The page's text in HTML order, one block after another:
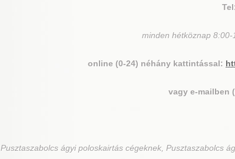
minden hétköznap
online (0-24) néhány kattintással:
vagy e-mailben
Pusztaszabolcságyi poloskairtás cégeknek, Pusztaszabolcs